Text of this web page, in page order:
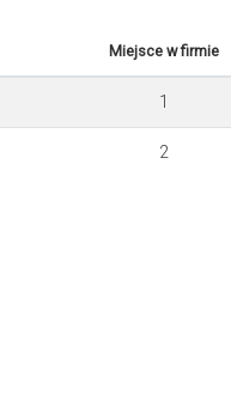
Miejsce w firmie
1
2